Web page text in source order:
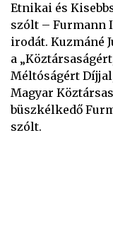
Etnikai és
szólt – Furmann
irodát. Kuzmáné
a
Méltóságért
Magyar
büszkélkedő
szólt.